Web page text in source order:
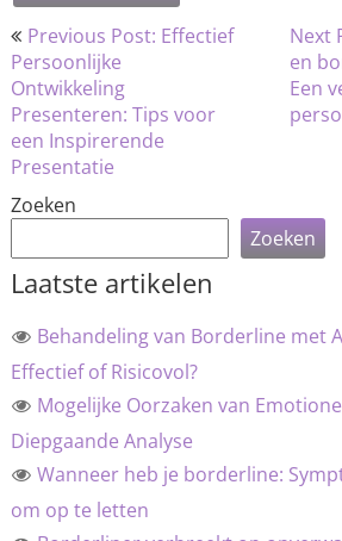
Bericht
navigatie
Previous Post: Effectief
Persoonlijke
Ontwikkeling
Presenteren: Tips voor
een Inspirerende
Presentatie
Next
en
Een
Zoeken
Zoeken
Laatste artikelen
Behandeling van Borderline met
Effectief of Risicovol?
Mogelijke Oorzaken van
Diepgaande Analyse
Wanneer heb je borderline:
om op te letten